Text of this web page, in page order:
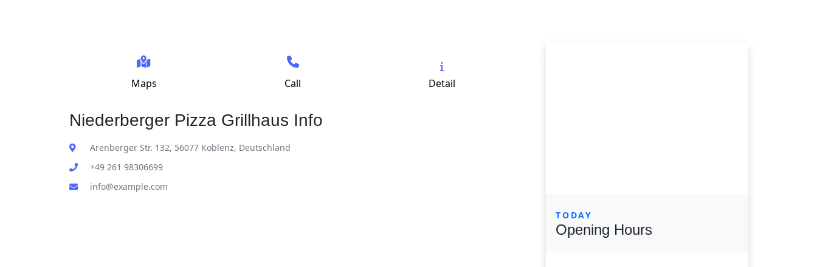
Maps Call Detail
Niederberger Pizza Grillhaus Info
Arenberger Str. 132, 56077 Koblenz, Deutschland
+49 261 98306699
info@example.com
TODAY
Opening Hours